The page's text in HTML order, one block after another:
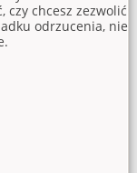
czy chcesz zezwolić
odrzucenia, nie